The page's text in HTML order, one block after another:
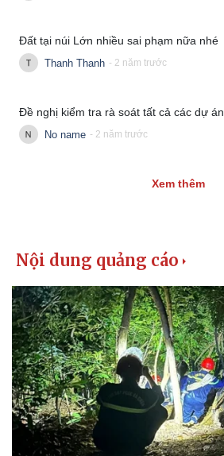
Đất tại núi Lớn nhiều sai phạm nữa nhé
Thanh Thanh - 2 năm trước
Đề nghị kiểm tra rà soát tất cả các dự
No name - 2 năm trước
Xem thêm